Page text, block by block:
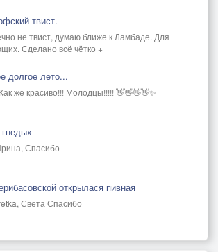
твист.
не твист, думаю ближе к Ламбаде. Для
Сделано всё чётко +
долгое лето...
же красиво!!! Молодцы!!!!! 👋👋👋👋✨
Спасибо
открылася пивная
Света Спасибо